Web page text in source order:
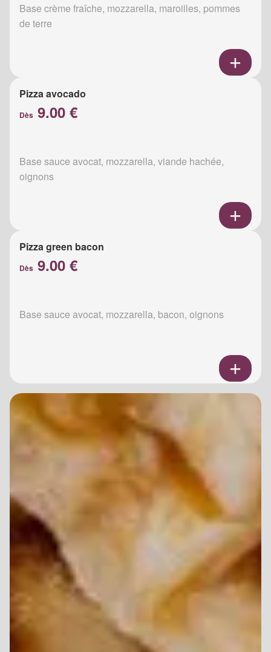
Base crème fraîche, mozzarella, maroilles, pommes
de terre
Pizza avocado
Dès 9.00 €
Base sauce avocat, mozzarella, viande hachée,
oignons
Pizza green bacon
Dès 9.00 €
Base sauce avocat, mozzarella, bacon, oignons